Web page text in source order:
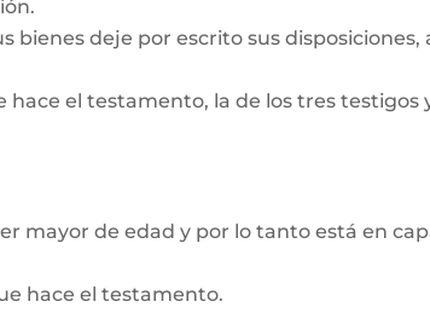
bienes deje por escrito sus
el testamento, la de los tres testigos
mayor de edad y por lo tanto está en
hace el testamento.